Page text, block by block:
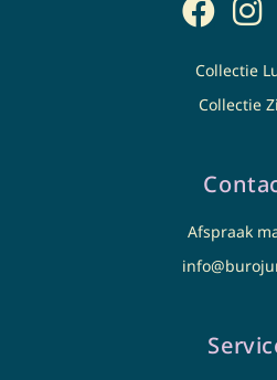
Collectie
Collectie
Afspraak